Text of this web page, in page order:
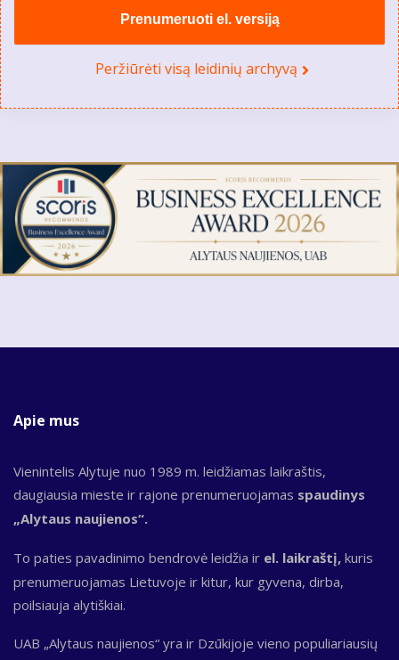
Prenumeruoti el. versiją
Peržiūrėti visą leidinių archyvą
Apie mus
Vienintelis Alytuje nuo 1989 m. leidžiamas laikraštis,
daugiausia mieste ir rajone prenumeruojamas spaudinys
„Alytaus naujienos“.
To paties pavadinimo bendrovė leidžia ir el. laikraštį, kuris
prenumeruojamas Lietuvoje ir kitur, kur gyvena, dirba,
poilsiauja alytiškiai.
UAB „Alytaus naujienos“ yra ir Dzūkijoje vieno populiariausių